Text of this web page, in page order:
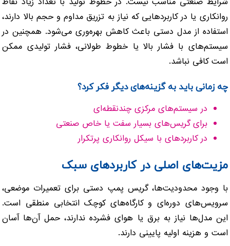
روانکاری یا در کاربردهایی که نیاز به تزریق مداوم و حجم بالا دارند،
استفاده از مدل دستی باعث کاهش بهره‌وری می‌شود. همچنین در
سیستم‌های با فشار بالا یا خطوط طولانی، فشار تولیدی ممکن
است کافی نباشد.
چه زمانی باید به گزینه‌های دیگر فکر کرد؟
در سیستم‌های مرکزی چندنقطه‌ای
برای گریس‌های بسیار سفت یا خاص صنعتی
در کاربردهای با سیکل روانکاری پرتکرار
مزیت‌های اصلی در کاربردهای سبک
با وجود محدودیت‌ها، گریس پمپ دستی برای تعمیرات موضعی،
سرویس‌های دوره‌ای و کارگاه‌های کوچک انتخابی منطقی است.
این مدل‌ها نیاز به برق یا هوای فشرده ندارند، حمل آن‌ها آسان
است و هزینه اولیه پایینی دارند.